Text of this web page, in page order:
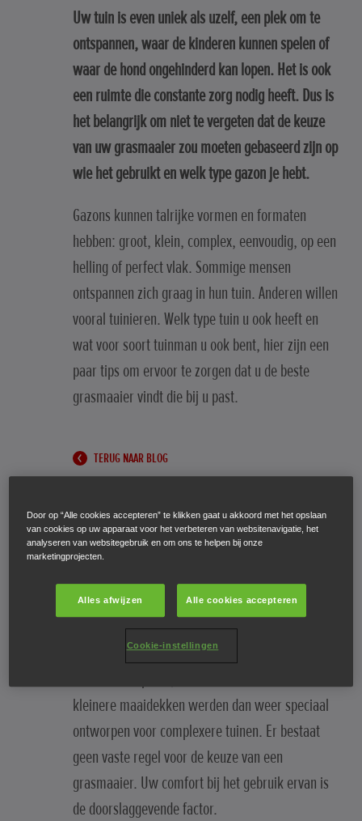
Uw tuin is even uniek als uzelf, een plek om te
ontspannen, waar de kinderen kunnen spelen of
waar de hond ongehinderd kan lopen. Het is ook
een ruimte die constante zorg nodig heeft. Dus is
het belangrijk om niet te vergeten dat de keuze
van uw grasmaaier zou moeten gebaseerd zijn op
wie het gebruikt en welk type gazon je hebt.
Gazons kunnen talrijke vormen en formaten
hebben: groot, klein, complex, eenvoudig, op een
helling of perfect vlak. Sommige mensen
ontspannen zich graag in hun tuin. Anderen willen
vooral tuinieren. Welk type tuin u ook heeft en
wat voor soort tuinman u ook bent, hier zijn een
paar tips om ervoor te zorgen dat u de beste
grasmaaier vindt die bij u past.
TERUG NAAR BLOG
We beginnen met de grootte
Eenvoudig uitgedrukt: hoe groter de maaibreedte
van een grasmaaier, hoe groter het gazon dat hij
kan maaien, en hoe minder tijd daarvoor nodig
kleinere maaidekken werden dan weer speciaal
ontworpen voor complexere tuinen. Er bestaat
geen vaste regel voor de keuze van een
grasmaaier. Uw comfort bij het gebruik ervan is
de doorslaggevende factor.
Door op “Alle cookies accepteren” te klikken gaat u akkoord met het opslaan
van cookies op uw apparaat voor het verbeteren van websitenavigatie, het
analyseren van websitegebruik en om ons te helpen bij onze
marketingprojecten.
Alles afwijzen Alle cookies accepteren
Cookie-instellingen